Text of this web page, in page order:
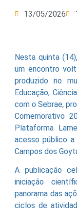
13/05/2026
Nesta quinta
um encontro
produzido no
Educação,
com o Sebrae,
Comemorativo
Plataforma
acesso público
Campos dos
A publicação
iniciação
panorama das
ciclos de